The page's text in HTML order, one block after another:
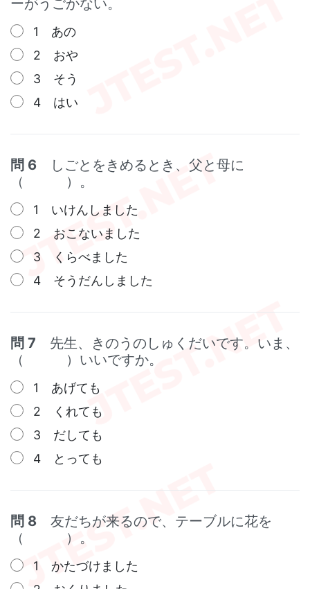
ーがうごかない。
1 あの
2 おや
3 そう
4 はい
問 6 しごとをきめるとき、父と母に
（ ）。
1 いけんしました
2 おこないました
3 くらべました
4 そうだんしました
問 7 先生、きのうのしゅくだいです。いま、
（ ）いいですか。
1 あげても
2 くれても
3 だしても
4 とっても
問 8 友だちが来るので、テーブルに花を
（ ）。
1 かたづけました